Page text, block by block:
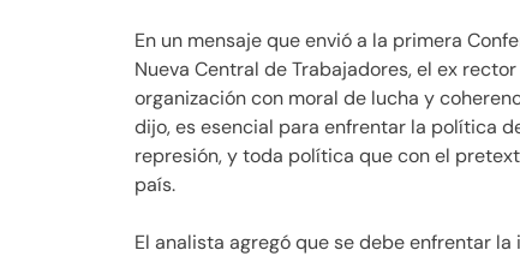
En un mensaje que envió a la primera
Nueva Central de Trabajadores, el ex
organización con moral de lucha y
dijo, es esencial para enfrentar la política
represión, y toda política que con el
país.
El analista agregó que se debe enfrentar